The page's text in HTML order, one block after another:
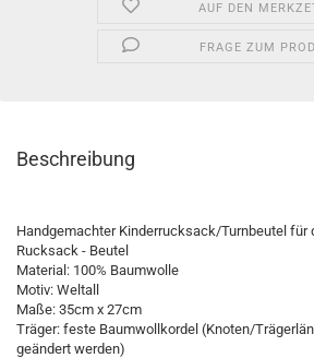
AUF DEN
FRAGE ZUM
Beschreibung
Handgemachter Kinderrucksack/Turnbeutel für
Rucksack - Beutel
Material: 100% Baumwolle
Motiv: Weltall
Maße: 35cm x 27cm
Träger: feste Baumwollkordel (Knoten/
geändert werden)